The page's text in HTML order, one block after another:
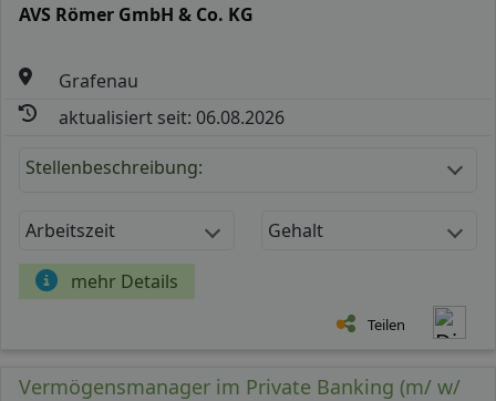
AVS Römer GmbH & Co. KG
Grafenau
aktualisiert seit: 06.08.2026
Stellenbeschreibung:
Arbeitszeit Gehalt
mehr Details
Teilen
Vermögensmanager im Private Banking (m/ w/